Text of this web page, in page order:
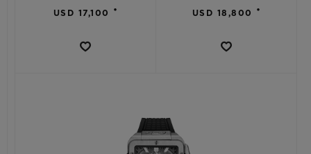
USD 17,100 • USD 18,800 •